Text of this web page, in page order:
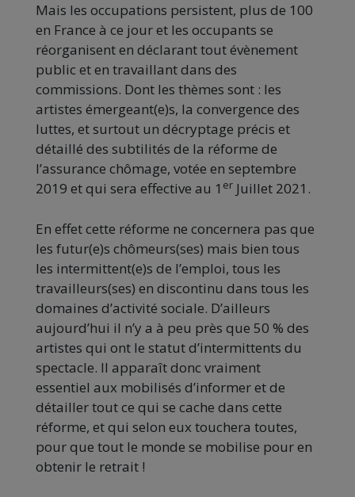
Mais les occupations persistent, plus de 100
en France à ce jour et les occupants se
réorganisent en déclarant tout évènement
public et en travaillant dans des
commissions. Dont les thèmes sont : les
artistes émergeant(e)s, la convergence des
luttes, et surtout un décryptage précis et
détaillé des subtilités de la réforme de
l’assurance chômage, votée en septembre
2019 et qui sera effective au 1 er Juillet 2021.
En effet cette réforme ne concernera pas que
les futur(e)s chômeurs(ses) mais bien tous
les intermittent(e)s de l’emploi, tous les
travailleurs(ses) en discontinu dans tous les
domaines d’activité sociale. D’ailleurs
aujourd’hui il n’y a à peu près que 50 % des
artistes qui ont le statut d’intermittents du
spectacle. Il apparaît donc vraiment
essentiel aux mobilisés d’informer et de
détailler tout ce qui se cache dans cette
réforme, et qui selon eux touchera toutes,
pour que tout le monde se mobilise pour en
obtenir le retrait !